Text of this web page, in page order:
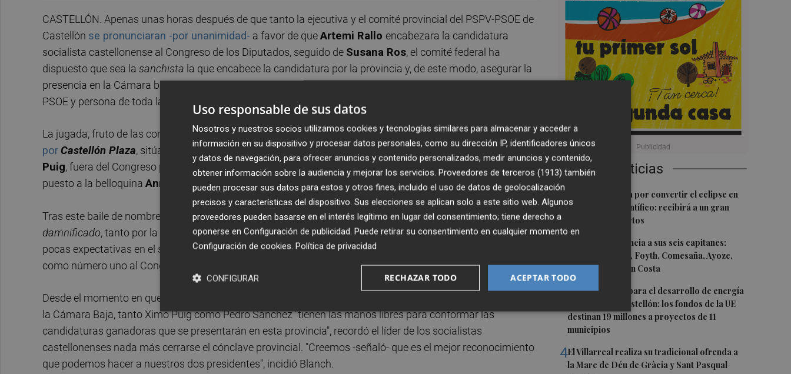
Últimas Noticias
1
Castelló apuesta por convertir el eclipse en
un referente científico: recibirá a un gran
equipo de expertos
El Villarreal anuncia a sus seis capitanes:
Gerard Moreno, Foyth, Comesaña, Ayoze,
Cardona y Logan Costa
3Otra inyección para el desarrollo de energía
renovable en Castellón: los fondos de la UE
destinan 19 millones a proyectos de 11
municipios
4El Villarreal realiza su tradicional ofrenda a
la Mare de Déu de Gràcia y Sant Pasqual
CASTELLÓN. Apenas unas horas después de que tanto la ejecutiva y el comité provincial del PSPV-PSOE de
Castellón se pronunciaran -por unanimidad- a favor de queArtemi Rallo encabezara la candidatura
socialista castellonense al Congreso de los Diputados, seguido de Susana Ros, el comité federal ha
dispuesto que sea la sanchista la que encabece la candidatura por la provincia y, de este modo, asegurar la
presencia en la Cámara baja de la que es hoy secretaria de la Ejecutiva contra la Violencia de Género del
PSOE y persona de toda la confianza del presidente
Pedro Sánchez
La jugada, fruto de las conversaciones mantenidas entre Ferraz y la dirección del PSPVy avanzada ya
por Castellón Plaza, sitúa al actual diputado y persona muy cercana al secretario general del PSPV,Ximo
Puig, fuera del Congreso para encabezar la lista al Senado, a pesar de que las bases ya situaron en este
puesto a la belloquina Anna Belén Edocomo número uno.
Tras este baile de nombres, las dos partes se reparten unas listas que dejan a Rallo como principal
damnificado, tanto por la aludida predilección de la ejecutiva y el comité provincial del partido -que creó no
pocas expectativas en el seno de la formación- como por la manifiesta voluntad del diputado de repetir
como número uno al Congreso de la Diputados.
Desde el momento en que la ejecutiva elevó su propuesta, el pasado jueves, con Rallo encabezando la lista a
la Cámara Baja, tanto Ximo Puig como Pedro Sánchez "tienen las manos libres para conformar las
candidaturas ganadoras que se presentarán en esta provincia", recordó el líder de los socialistas
castellonenses nada más cerrarse el cónclave provincial. "Creemos -señaló- que es el mejor reconocimiento
que podemos hacer a nuestros dos presidentes", incidió Blanch.
Uso responsable de sus datos
Nosotros y nuestros socios utilizamos cookies y tecnologías similares para almacenar y acceder a
información en su dispositivo y procesar datos personales, como su dirección IP, identificadores únicos
y datos de navegación, para ofrecer anuncios y contenido personalizados, medir anuncios y contenido,
obtener información sobre la audiencia y mejorar los servicios. Proveedores de terceros (1913) también
pueden procesar sus datos para estos y otros fines, incluido el uso de datos de geolocalización
precisos y características del dispositivo. Sus elecciones se aplican solo a este sitio web. Algunos
proveedores pueden basarse en el interés legítimo en lugar del consentimiento; tiene derecho a
oponerse en Configuración de publicidad. Puede retirar su consentimiento en cualquier momento en
Configuración de cookies. Política de privacidad
ACEPTAR TODO
RECHAZAR TODO
CONFIGURAR